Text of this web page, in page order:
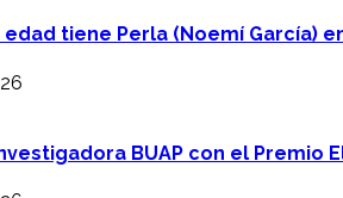
edad tiene Perla (Noemí García)
BUAP con el Premio